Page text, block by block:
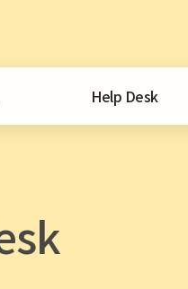
Help Desk
중국 디스플레이 이슈 리포트